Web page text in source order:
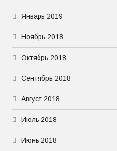
Январь 2019
Ноябрь 2018
Октябрь 2018
Сентябрь 2018
Август 2018
Июль 2018
Июнь 2018